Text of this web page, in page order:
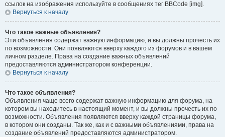
ссылок на изображения используйте в сообщениях тег BBCode [img].
Вернуться к началу
Что такое важные объявления?
Эти объявления содержат важную информацию, и вы должны прочесть их
по возможности. Они появляются вверху каждого из форумов и в вашем
личном разделе. Права на создание важных объявлений
предоставляются администратором конференции.
Вернуться к началу
Что такое объявления?
Объявления чаще всего содержат важную информацию для форума, на
котором вы находитесь в настоящий момент, и вы должны прочесть их по
возможности. Объявления появляются вверху каждой страницы форума,
в котором они созданы. Так же, как и с важными объявлениями, права на
создание объявлений предоставляются администратором.